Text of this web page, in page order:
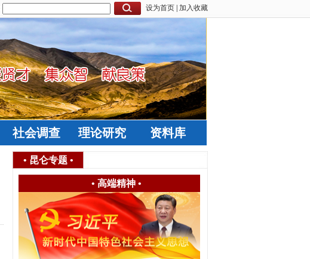
设为首页 加入收藏
社会调查 理论研究 资料库
• 昆仑专题 •
• 高端精神•